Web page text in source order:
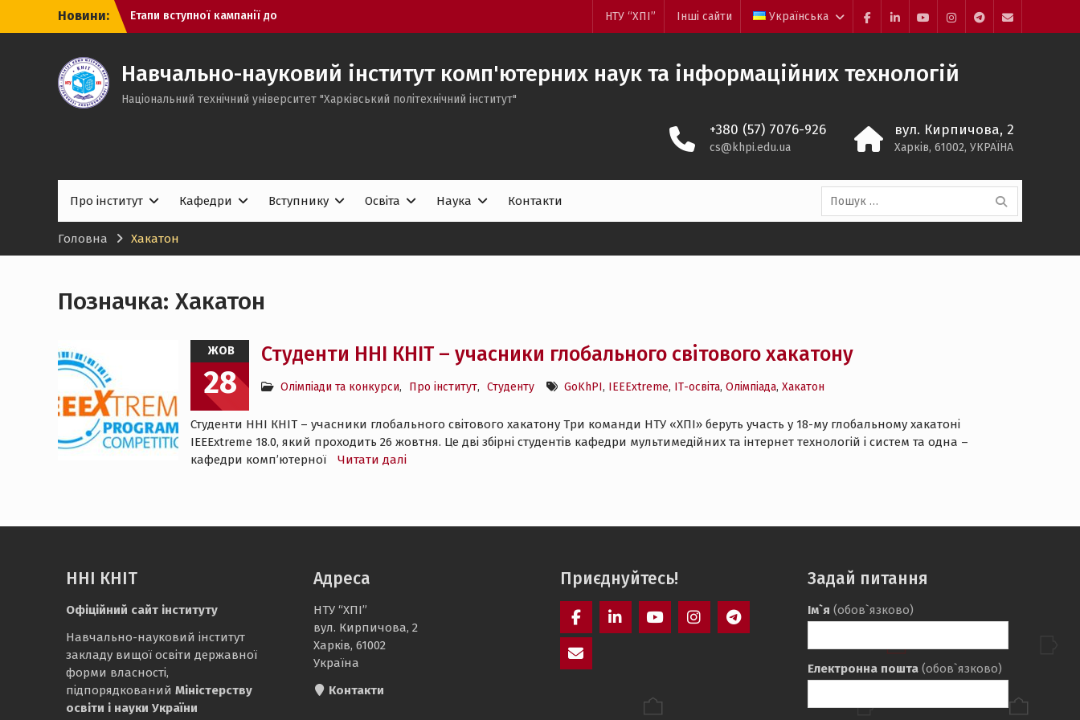
Новини:
Етапи вступної кампанії до
магістратури
КНІТ!
Виконання вимог до зарахування
FacebookLinkedInYouTubeInstagramTelegram
E-
НТУ “ХПІ” Інші сайти Українська
Навчально-науковий інститут комп'ютерних наук та інформаційних технологій
Національний технічний університет "Харківський політехнічний інститут"
+380 (57) 7076-926
cs@khpi.edu.ua
вул. Кирпичова, 2
Харків, 61002, УКРАЇНА
Про інститут Кафедри Вступнику Освіта Наука Контакти
Пошук:
Головна Хакатон
Позначка: Хакатон
ЖОВ
28
Студенти ННІ КНІТ – учасники глобального світового хакатону
Олімпіади та конкурси, Про інститут, Студенту GoKhPI, IEEExtreme, ІТ-освіта, Олімпіада, Хакатон
Студенти ННІ КНІТ – учасники глобального світового хакатону Три команди НТУ «ХПІ» беруть участь у 18-му глобальному хакатоні
IEEExtreme 18.0, який проходить 26 жовтня. Це дві збірні студентів кафедри мультимедійних та інтернет технологій і систем та одна –
кафедри комп’ютерної
Читати далі
ННІ КНІТ
Офіційний сайт інституту
Навчально-науковий інститут
закладу вищої освіти державної
форми власності,
підпорядкований Міністерству
освіти і науки України
Адреса
НТУ “ХПІ”
вул. Кирпичова, 2
Харків, 61002
Україна
Контакти
Приєднуйтесь! Задай питання
Ім`я (обов`язково)
Електронна пошта (обов`язково)